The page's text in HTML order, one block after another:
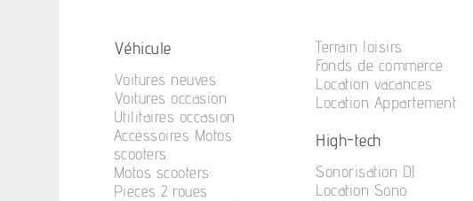
Véhicule
Voitures neuves
Voitures occasion
Utilitaires occasion
Accessoires Motos
scooters
Motos scooters
Pieces 2 roues
Terrain loisirs
Fonds de commerce
Location vacances
Location Appartement
High-tech
Sonorisation DJ
Location Sono